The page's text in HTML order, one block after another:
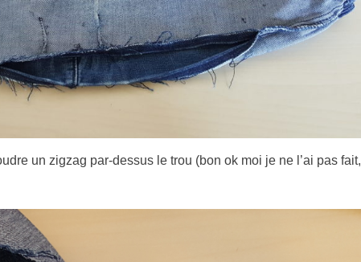
un zigzag par-dessus le trou (bon ok moi je ne l’ai pas fait,